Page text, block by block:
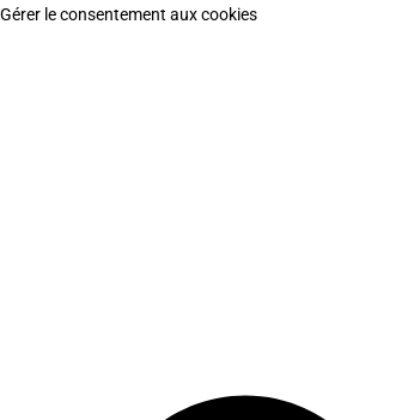
Gérer le consentement aux cookies